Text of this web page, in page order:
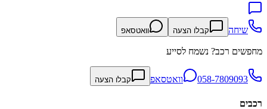
שיחה קבלו הצעה וואטסאפ
מחפשים רכב? נשמח לסייע
058-7809093 וואטסאפ קבלו הצעה
רכבים